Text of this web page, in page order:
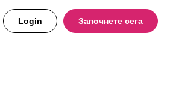
Login Започнете сега